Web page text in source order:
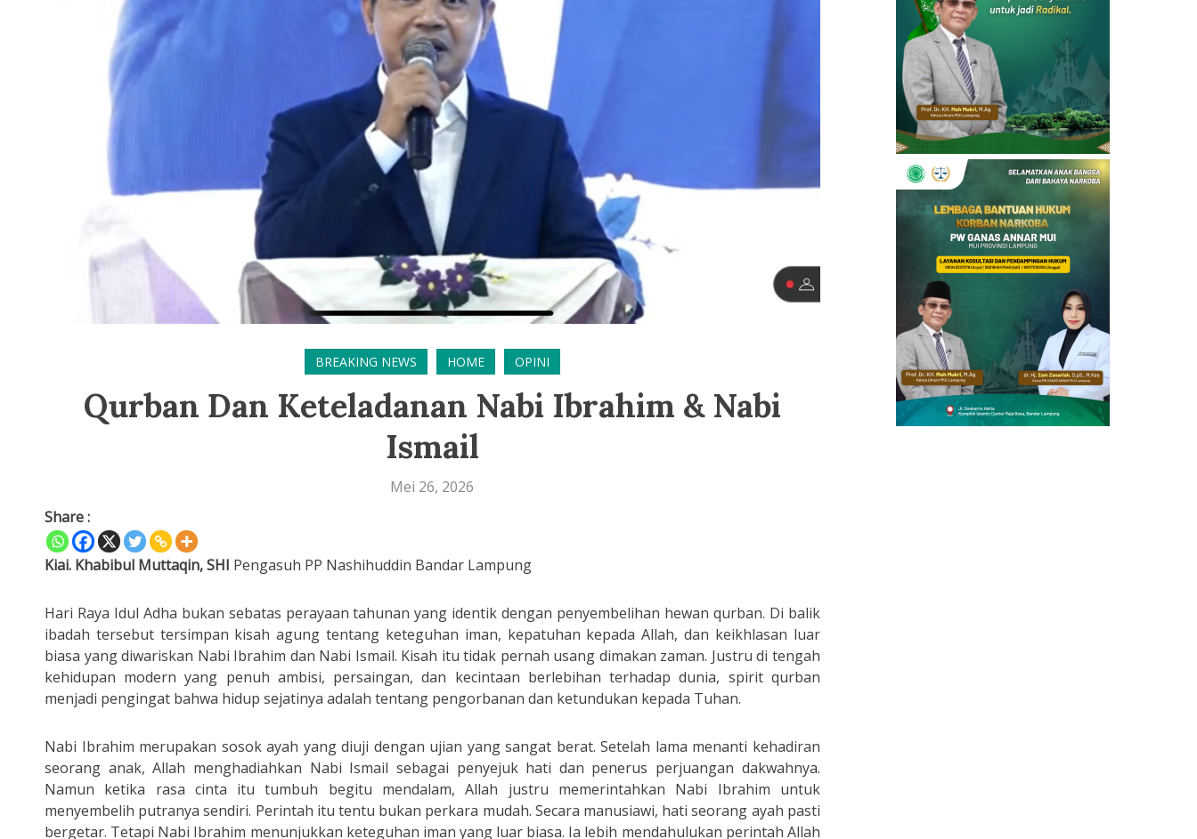
BREAKING NEWS HOME OPINI
Qurban Dan Keteladanan Nabi Ibrahim & Nabi
Ismail
Mei 26, 2026
Share :
Kiai. Khabibul Muttaqin, SHI Pengasuh PP Nashihuddin Bandar Lampung
Hari Raya Idul Adha bukan sebatas perayaan tahunan yang identik dengan penyembelihan hewan qurban. Di balik
ibadah tersebut tersimpan kisah agung tentang keteguhan iman, kepatuhan kepada Allah, dan keikhlasan luar
biasa yang diwariskan Nabi Ibrahim dan Nabi Ismail. Kisah itu tidak pernah usang dimakan zaman. Justru di tengah
kehidupan modern yang penuh ambisi, persaingan, dan kecintaan berlebihan terhadap dunia, spirit qurban
menjadi pengingat bahwa hidup sejatinya adalah tentang pengorbanan dan ketundukan kepada Tuhan.
Nabi Ibrahim merupakan sosok ayah yang diuji dengan ujian yang sangat berat. Setelah lama menanti kehadiran
seorang anak, Allah menghadiahkan Nabi Ismail sebagai penyejuk hati dan penerus perjuangan dakwahnya.
Namun ketika rasa cinta itu tumbuh begitu mendalam, Allah justru memerintahkan Nabi Ibrahim untuk
menyembelih putranya sendiri. Perintah itu tentu bukan perkara mudah. Secara manusiawi, hati seorang ayah pasti
bergetar. Tetapi Nabi Ibrahim menunjukkan keteguhan iman yang luar biasa. Ia lebih mendahulukan perintah Allah